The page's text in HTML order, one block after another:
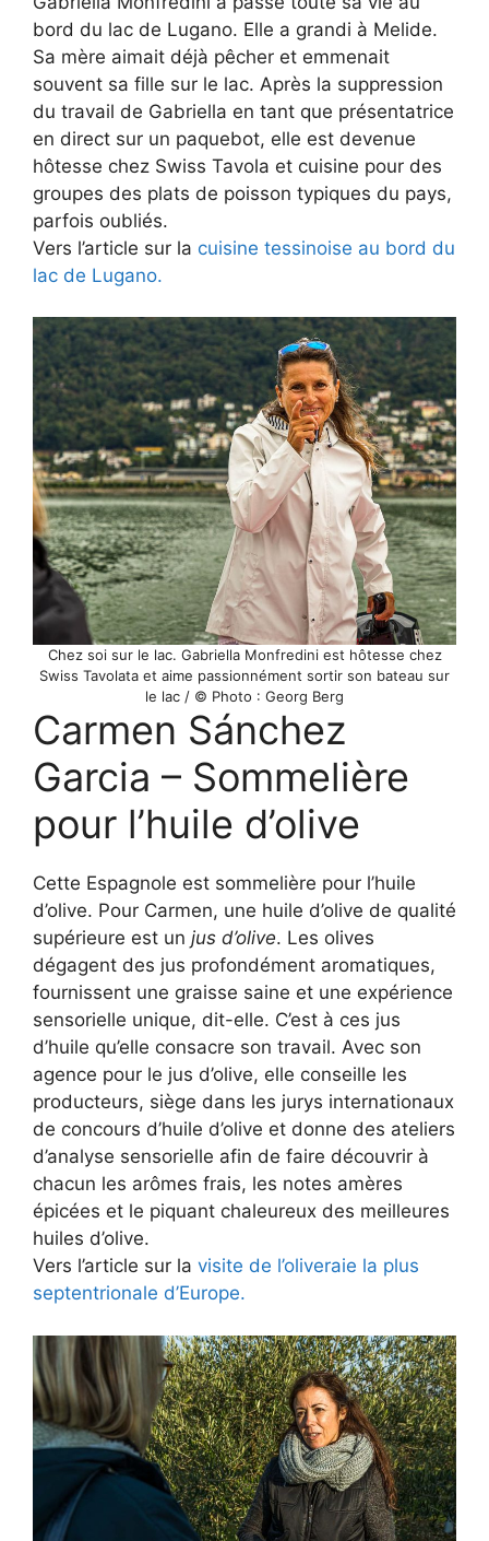
bord du lac de Lugano. Elle a grandi à Melide.
Sa mère aimait déjà pêcher et emmenait
souvent sa fille sur le lac. Après la suppression
du travail de Gabriella en tant que présentatrice
en direct sur un paquebot, elle est devenue
hôtesse chez Swiss Tavola et cuisine pour des
groupes des plats de poisson typiques du pays,
parfois oubliés.
Vers l’article sur la cuisine tessinoise au bord du
lac de Lugano.
Chez soi sur le lac. Gabriella Monfredini est hôtesse chez
Swiss Tavolata et aime passionnément sortir son bateau sur
le lac / © Photo : Georg Berg
Carmen Sánchez
Garcia – Sommelière
pour l’huile d’olive
Cette Espagnole est sommelière pour l’huile
d’olive. Pour Carmen, une huile d’olive de qualité
supérieure est un jus d’olive. Les olives
dégagent des jus profondément aromatiques,
fournissent une graisse saine et une expérience
sensorielle unique, dit-elle. C’est à ces jus
d’huile qu’elle consacre son travail. Avec son
agence pour le jus d’olive, elle conseille les
producteurs, siège dans les jurys internationaux
de concours d’huile d’olive et donne des ateliers
d’analyse sensorielle afin de faire découvrir à
chacun les arômes frais, les notes amères
épicées et le piquant chaleureux des meilleures
huiles d’olive.
Vers l’article sur la visite de l’oliveraie la plus
septentrionale d’Europe.